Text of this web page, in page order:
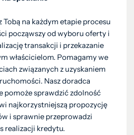
Tobą na każdym etapie procesu
począwszy od wyboru oferty i
transakcji i przekazanie
właścicielom. Pomagamy we
związanych z uzyskaniem
Nasz doradca
pomoże sprawdzić zdolność
najkorzystniejszą propozycję
i sprawnie przeprowadzi
realizacji kredytu.